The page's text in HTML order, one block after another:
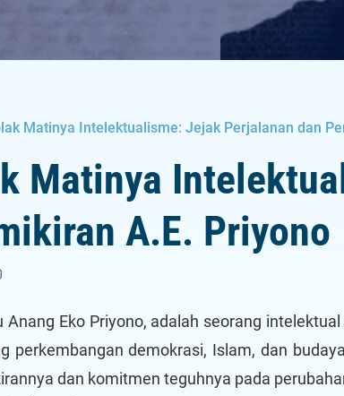
Matinya Intelektualisme: Jejak Perjalanan dan
Matinya
A.E. Priyono
Anang Eko Priyono, adalah seorang
perkembangan demokrasi, Islam, dan
dan komitmen teguhnya pada